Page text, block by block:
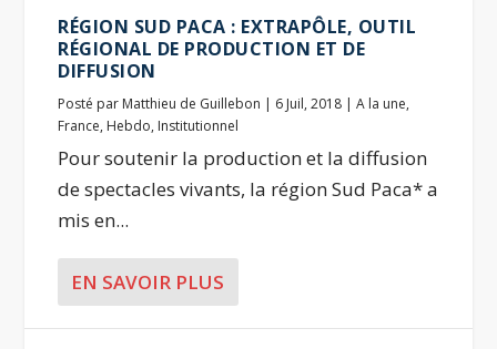
RÉGION SUD PACA : EXTRAPÔLE, OUTIL
RÉGIONAL DE PRODUCTION ET DE
DIFFUSION
Posté par Matthieu de Guillebon | 6 Juil, 2018 |A la une,
France, Hebdo, Institutionnel
Pour soutenir la production et la diffusion
de spectacles vivants, la région Sud Paca* a
mis en...
EN SAVOIR PLUS